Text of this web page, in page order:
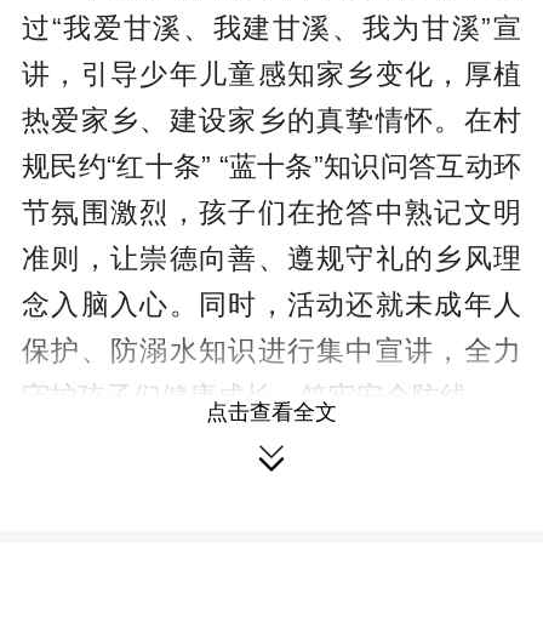
过“我爱甘溪、我建甘溪、我为甘溪”宣
讲，引导少年儿童感知家乡变化，厚植
热爱家乡、建设家乡的真挚情怀。在村
规民约“红十条” “蓝十条”知识问答互动环
节氛围激烈，孩子们在抢答中熟记文明
准则，让崇德向善、遵规守礼的乡风理
念入脑入心。同时，活动还就未成年人
保护、防溺水知识进行集中宣讲，全力
守护孩子们健康成长，筑牢安全防线。
此次活动将乡土教育、乡风培育及
点击查看全文
